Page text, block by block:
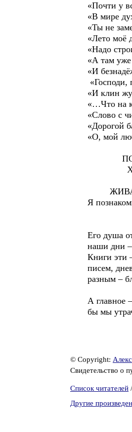
«Почти у
«В мире
«Ты не
«Лето моё
«Надо
«А там уже
«И
«Господи,
«И клин
«…Что на
«Слово с
«Дорогой
«О, мой
ЖИВАЯ
Я
Его душа
наши дни –
Книги эти
писем,
разным –
А главное
бы мы
© Copyright:
Свидетельство о
Список читателей /
Другие